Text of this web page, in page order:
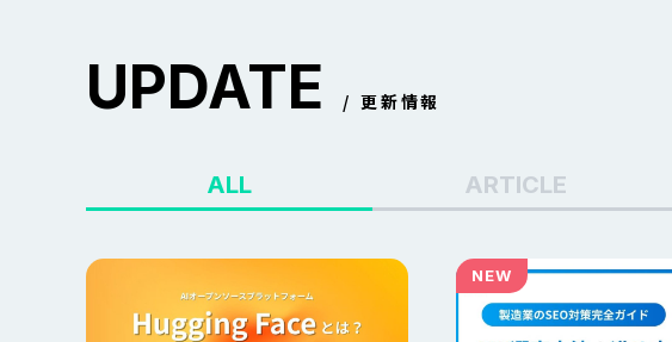
X（Twitter）のセンシテ
Whoo(ふー)でフリーズし
方法を解説！
UPDATE 更新情報
ALL ARTICLE
NEW